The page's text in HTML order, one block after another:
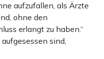
aufzufallen, als Ärzte
ohne den
erlangt zu haben.“
sind,